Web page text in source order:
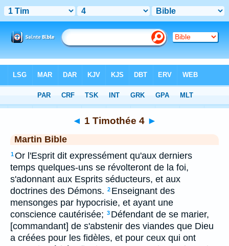
> 1 Timothée 4
◄ 1 Timothée 4 ►
Martin Bible
1Or l'Esprit dit expressément qu'aux derniers
temps quelques-uns se révolteront de la foi,
s'adonnant aux Esprits séducteurs, et aux
doctrines des Démons. 2 Enseignant des
mensonges par hypocrisie, et ayant une
conscience cautérisée; 3 Défendant de se marier,
[commandant] de s'abstenir des viandes que Dieu
a créées pour les fidèles, et pour ceux qui ont